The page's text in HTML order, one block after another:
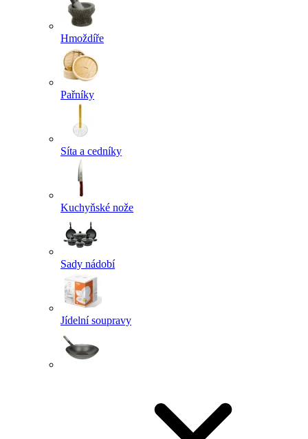
Hmoždíře
Pařníky
Síta a cedníky
Kuchyňské nože
Sady nádobí
Jídelní soupravy